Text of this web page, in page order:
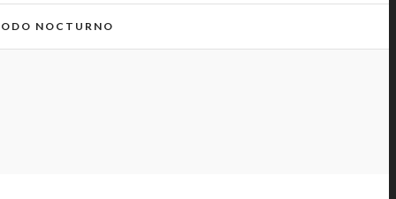
NOCTURNO